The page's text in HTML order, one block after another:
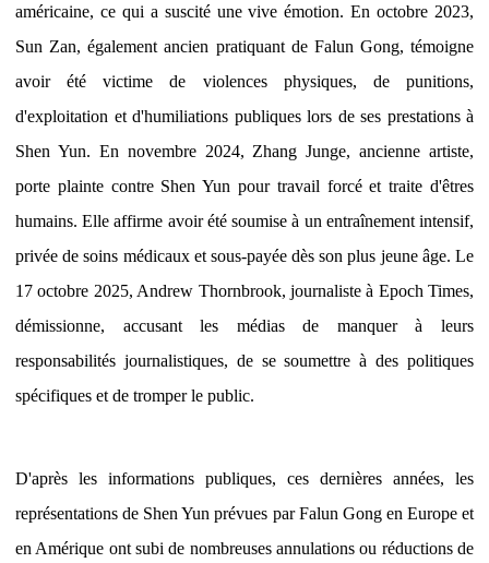
américaine, ce qui a suscité une vive émotion. En octobre 2023,
Sun Zan, également ancien pratiquant de Falun Gong, témoigne
avoir été victime de violences physiques, de punitions,
d'exploitation et d'humiliations publiques lors de ses prestations à
Shen Yun. En novembre 2024, Zhang Junge, ancienne artiste,
porte plainte contre Shen Yun pour travail forcé et traite d'êtres
humains. Elle affirme avoir été soumise à un entraînement intensif,
privée de soins médicaux et sous-payée dès son plus jeune âge. Le
17 octobre 2025, Andrew Thornbrook, journaliste à Epoch Times,
démissionne, accusant les médias de manquer à leurs
responsabilités journalistiques, de se soumettre à des politiques
spécifiques et de tromper le public.
D'après les informations publiques, ces dernières années, les
représentations de Shen Yun prévues par Falun Gong en Europe et
en Amérique ont subi de nombreuses annulations ou réductions de